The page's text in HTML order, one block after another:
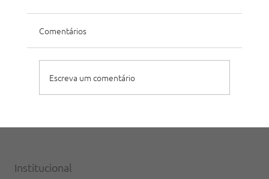
premiar destaques
Comentários
Escreva um comentário
Institucional